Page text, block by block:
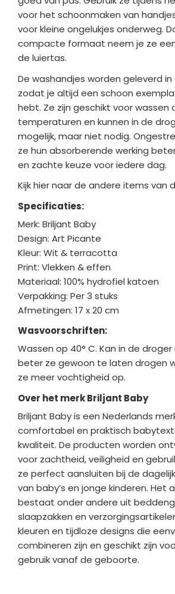
voor het schoonmaken van
voor kleine ongelukjes onderweg.
compacte formaat neem je ze
de luiertas.
De washandjes worden geleverd
zodat je altijd een schoon
hebt. Ze zijn geschikt voor wassen
temperaturen en kunnen in de
mogelijk, maar niet nodig.
ze hun absorberende werking
en zachte keuze voor iedere dag.
Kijk hier naar de andere items van
Specificaties:
Merk: Briljant Baby
Design: Art Picante
Kleur: Wit & terracotta
Print: Vlekken & effen
Materiaal: 100% hydrofiel katoen
Verpakking: Per 3 stuks
Afmetingen: 17 x 20 cm
Wasvoorschriften:
Wassen op 40° C. Kan in de
beter ze gewoon te laten drogen
ze meer vochtigheid op.
Over het merk Briljant Baby
Briljant Babyis een Nederlands
comfortabel en praktisch
kwaliteit. De producten worden
voor zachtheid, veiligheid en
ze perfect aansluiten bij de
van baby’s en jonge kinderen. Het
bestaat onder andere uit
slaapzakken en
kleuren en tijdloze designs die
combineren zijn en geschikt zijn
gebruik vanaf de geboorte.